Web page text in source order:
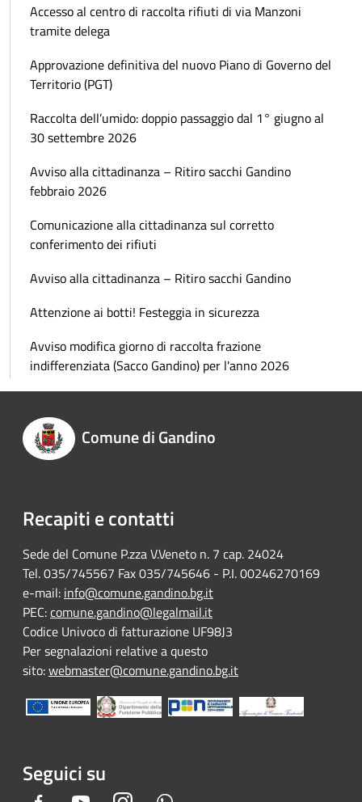
Accesso al centro di raccolta rifiuti di via Manzoni
tramite delega
Approvazione definitiva del nuovo Piano di Governo del
Territorio (PGT)
Raccolta dell’umido: doppio passaggio dal 1° giugno al
30 settembre 2026
Avviso alla cittadinanza – Ritiro sacchi Gandino
febbraio 2026
Comunicazione alla cittadinanza sul corretto
conferimento dei rifiuti
Avviso alla cittadinanza – Ritiro sacchi Gandino
Attenzione ai botti! Festeggia in sicurezza
Avviso modifica giorno di raccolta frazione
indifferenziata (Sacco Gandino) per l'anno 2026
Comune di Gandino
Recapiti e contatti
Sede del Comune P.zza V.Veneto n. 7 cap. 24024
Tel. 035/745567 Fax 035/745646 - P.I. 00246270169
e-mail: info@comune.gandino.bg.it
PEC:comune.gandino@legalmail.it
Codice Univoco di fatturazione UF98J3
Per segnalazioni relative a questo
sito:webmaster@comune.gandino.bg.it
Seguici su